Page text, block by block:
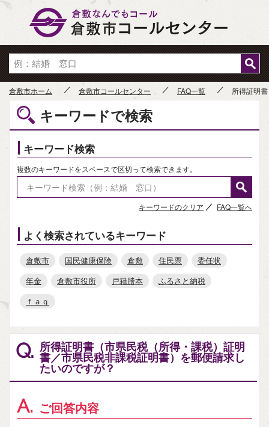
倉敷市ホーム 倉敷市コールセンター FAQ一覧 所得証明
キーワードで検索
キーワード検索
複数のキーワードをスペースで区切って検索できます。
キーワードのクリア FAQ一覧へ
よく検索されているキーワード
倉敷市 国民健康保険 倉敷 住民票
委任状
年金
倉敷市役所 戸籍謄本
ふるさと納税
ｆａｑ
Q. 所得証明書（市県民税（所得・課税）証明
書／市県民税非課税証明書）を郵便請求し
たいのですが？
A. ご回答内容